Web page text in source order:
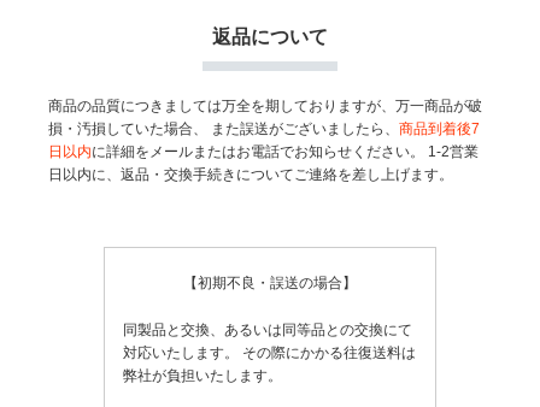
返品について
商品の品質につきましては万全を期しておりますが、万一商品が破
損・汚損していた場合、
また誤送がございましたら、商品到着後7
日以内に詳細をメールまたはお電話でお知らせください。
1-2営業
日以内に、返品・交換手続きについてご連絡を差し上げます。
【初期不良・誤送の場合】
同製品と交換、あるいは同等品との交換にて
対応いたします。
その際にかかる往復送料は
弊社が負担いたします。